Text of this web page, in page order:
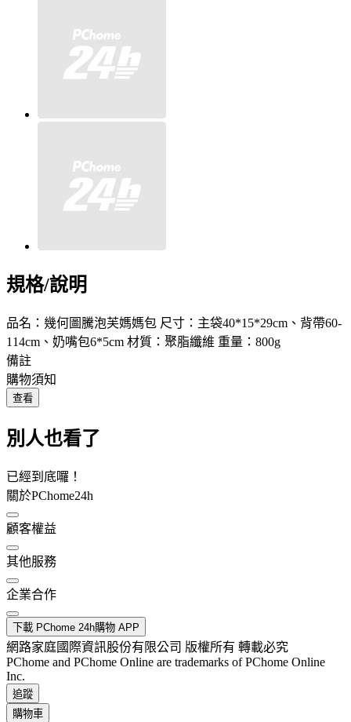
規格/說明
品名：幾何圖騰泡芙媽媽包 尺寸：主袋40*15*29cm、背帶60-
114cm、奶嘴包6*5cm 材質：聚脂纖維 重量：800g
備註
購物須知
查看
別人也看了
已經到底囉！
關於PChome24h
顧客權益
其他服務
企業合作
下載 PChome 24h購物 APP
網路家庭國際資訊股份有限公司 版權所有 轉載必究
PChome and PChome Online are trademarks of PChome Online
Inc.
追蹤
購物車